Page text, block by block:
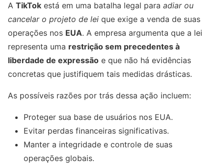
A TikTok está em uma batalha legal para adiar ou
cancelar o projeto de lei que exige a venda de suas
operações nos EUA. A empresa argumenta que a lei
representa uma restrição sem precedentes à
liberdade de expressão e que não há evidências
concretas que justifiquem tais medidas drásticas.
As possíveis razões por trás dessa ação incluem:
Proteger sua base de usuários nos EUA.
Evitar perdas financeiras significativas.
Manter a integridade e controle de suas
operações globais.